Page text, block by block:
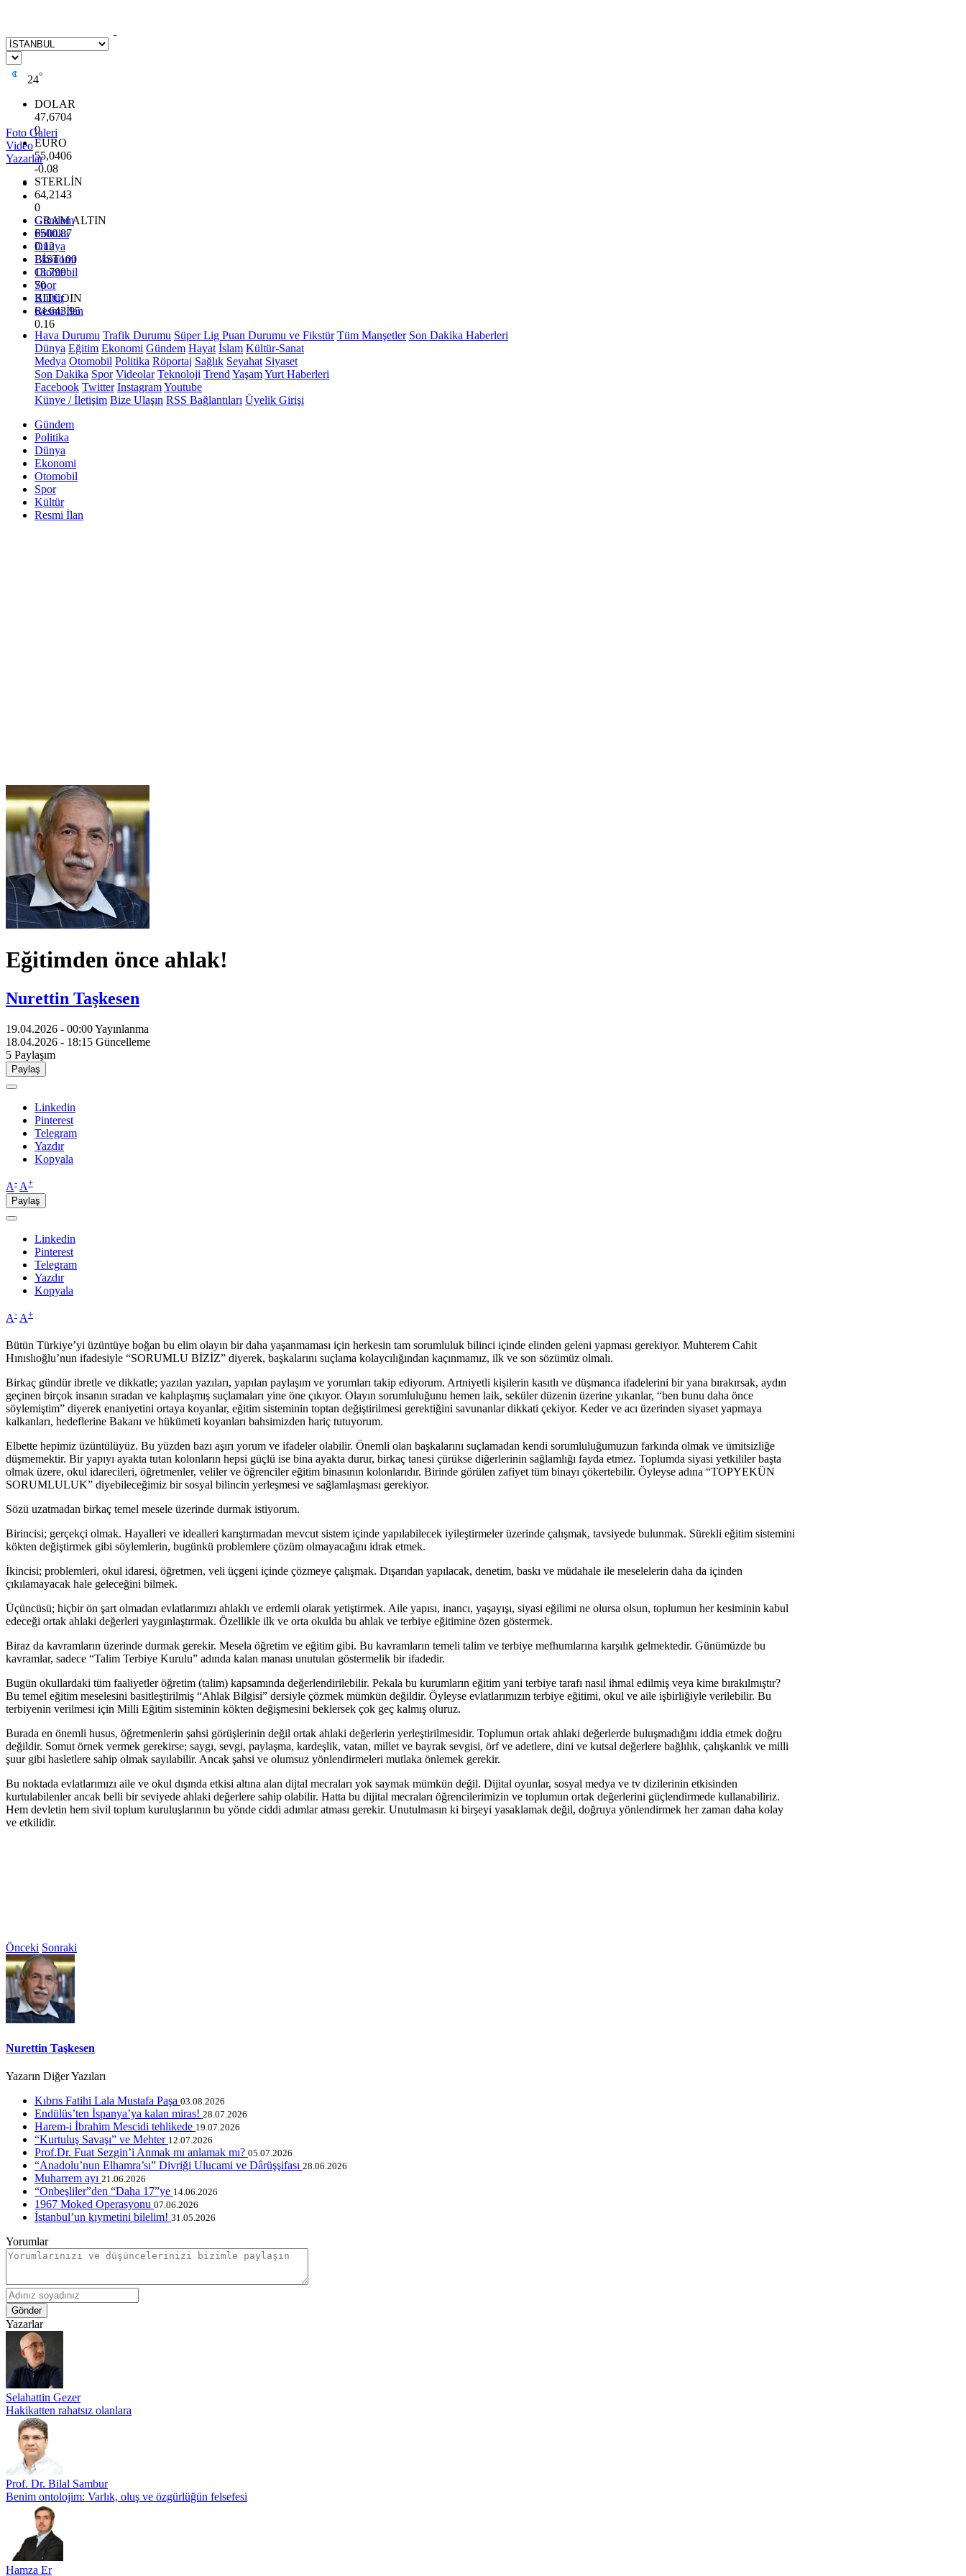
24°
DOLAR
47,6704
0
EURO
55,0406
-0.08
STERLİN
64,2143
0
GRAM ALTIN
6500.87
0.12
BİST100
13.799
70
BITCOIN
64.643,95
0.16
Foto Galeri
Video
Yazarlar
Gündem
Politika
Dünya
Ekonomi
Otomobil
Spor
Kültür
Resmi İlan
Hava Durumu Trafik Durumu Süper Lig Puan Durumu ve Fikstür Tüm Manşetler Son Dakika Haberleri
Dünya Eğitim Ekonomi Gündem Hayat İslam Kültür-Sanat
Medya Otomobil Politika Röportaj Sağlık Seyahat Siyaset
Son Dakika Spor Videolar Teknoloji Trend YaşamYurt Haberleri
Facebook Twitter InstagramYoutube
Künye / İletişim Bize Ulaşın RSS Bağlantıları Üyelik Girişi
Gündem
Politika
Dünya
Ekonomi
Otomobil
Spor
Kültür
Resmi İlan
Eğitimden önce ahlak!
Nurettin Taşkesen
19.04.2026 - 00:00Yayınlanma
18.04.2026 - 18:15 Güncelleme
5 Paylaşım
Paylaş
Linkedin
Pinterest
Telegram
Yazdır
Kopyala
A- A+
Paylaş
Linkedin
Pinterest
Telegram
Yazdır
Kopyala
A- A+
Bütün Türkiye’yi üzüntüye boğan bu elim olayın bir daha yaşanmaması için herkesin tam sorumluluk bilinci içinde elinden geleni yapması gerekiyor. Muhterem Cahit
Hınıslıoğlu’nun ifadesiyle “SORUMLU BİZİZ” diyerek, başkalarını suçlama kolaycılığından kaçınmamız, ilk ve son sözümüz olmalı.
Birkaç gündür ibretle ve dikkatle; yazılan yazıları, yapılan paylaşım ve yorumları takip ediyorum. Artniyetli kişilerin kasıtlı ve düşmanca ifadelerini bir yana bırakırsak, aydın
geçinen birçok insanın sıradan ve kalıplaşmış suçlamaları yine öne çıkıyor. Olayın sorumluluğunu hemen laik, seküler düzenin üzerine yıkanlar, “ben bunu daha önce
söylemiştim” diyerek enaniyetini ortaya koyanlar, eğitim sisteminin toptan değiştirilmesi gerektiğini savunanlar dikkati çekiyor. Keder ve acı üzerinden siyaset yapmaya
kalkanları, hedeflerine Bakanı ve hükümeti koyanları bahsimizden hariç tutuyorum.
Elbette hepimiz üzüntülüyüz. Bu yüzden bazı aşırı yorum ve ifadeler olabilir. Önemli olan başkalarını suçlamadan kendi sorumluluğumuzun farkında olmak ve ümitsizliğe
düşmemektir. Bir yapıyı ayakta tutan kolonların hepsi güçlü ise bina ayakta durur, birkaç tanesi çürükse diğerlerinin sağlamlığı fayda etmez. Toplumda siyasi yetkililer başta
olmak üzere, okul idarecileri, öğretmenler, veliler ve öğrenciler eğitim binasının kolonlarıdır. Birinde görülen zafiyet tüm binayı çökertebilir. Öyleyse adına “TOPYEKÜN
SORUMLULUK” diyebileceğimiz bir sosyal bilincin yerleşmesi ve sağlamlaşması gerekiyor.
Sözü uzatmadan birkaç temel mesele üzerinde durmak istiyorum.
Birincisi; gerçekçi olmak. Hayalleri ve idealleri karıştırmadan mevcut sistem içinde yapılabilecek iyileştirmeler üzerinde çalışmak, tavsiyede bulunmak. Sürekli eğitim sistemini
kökten değiştirmek gibi söylemlerin, bugünkü problemlere çözüm olmayacağını idrak etmek.
İkincisi; problemleri, okul idaresi, öğretmen, veli üçgeni içinde çözmeye çalışmak. Dışarıdan yapılacak, denetim, baskı ve müdahale ile meselelerin daha da içinden
çıkılamayacak hale geleceğini bilmek.
Üçüncüsü; hiçbir ön şart olmadan evlatlarımızı ahlaklı ve erdemli olarak yetiştirmek. Aile yapısı, inancı, yaşayışı, siyasi eğilimi ne olursa olsun, toplumun her kesiminin kabul
edeceği ortak ahlaki değerleri yaygınlaştırmak. Özellikle ilk ve orta okulda bu ahlak ve terbiye eğitimine özen göstermek.
Biraz da kavramların üzerinde durmak gerekir. Mesela öğretim ve eğitim gibi. Bu kavramların temeli talim ve terbiye mefhumlarına karşılık gelmektedir. Günümüzde bu
kavramlar, sadece “Talim Terbiye Kurulu” adında kalan manası unutulan göstermelik bir ifadedir.
Bugün okullardaki tüm faaliyetler öğretim (talim) kapsamında değerlendirilebilir. Pekala bu kurumların eğitim yani terbiye tarafı nasıl ihmal edilmiş veya kime bırakılmıştır?
Bu temel eğitim meselesini basitleştirilmiş “Ahlak Bilgisi” dersiyle çözmek mümkün değildir. Öyleyse evlatlarımızın terbiye eğitimi, okul ve aile işbirliğiyle verilebilir. Bu
terbiyenin verilmesi için Milli Eğitim sisteminin kökten değişmesini beklersek çok geç kalmış oluruz.
Burada en önemli husus, öğretmenlerin şahsi görüşlerinin değil ortak ahlaki değerlerin yerleştirilmesidir. Toplumun ortak ahlaki değerlerde buluşmadığını iddia etmek doğru
değildir. Somut örnek vermek gerekirse; saygı, sevgi, paylaşma, kardeşlik, vatan, millet ve bayrak sevgisi, örf ve adetlere, dini ve kutsal değerlere bağlılık, çalışkanlık ve milli
şuur gibi hasletlere sahip olmak sayılabilir. Ancak şahsi ve olumsuz yönlendirmeleri mutlaka önlemek gerekir.
Bu noktada evlatlarımızı aile ve okul dışında etkisi altına alan dijtal mecraları yok saymak mümkün değil. Dijital oyunlar, sosyal medya ve tv dizilerinin etkisinden
kurtulabilenler ancak belli bir seviyede ahlaki değerlere sahip olabilir. Hatta bu dijital mecraları öğrencilerimizin ve toplumun ortak değerlerini güçlendirmede kullanabiliriz.
Hem devletin hem sivil toplum kuruluşlarının bu yönde ciddi adımlar atması gerekir. Unutulmasın ki birşeyi yasaklamak değil, doğruya yönlendirmek her zaman daha kolay
ve etkilidir.
Önceki Sonraki
Nurettin Taşkesen
Yazarın Diğer Yazıları
Kıbrıs Fatihi Lala Mustafa Paşa 03.08.2026
Endülüs’ten İspanya’ya kalan miras! 28.07.2026
Harem-i İbrahim Mescidi tehlikede 19.07.2026
“Kurtuluş Savaşı” ve Mehter 12.07.2026
Prof.Dr. Fuat Sezgin’i Anmak mı anlamak mı? 05.07.2026
“Anadolu’nun Elhamra’sı” Divriği Ulucami ve Dârüşşifası 28.06.2026
Muharrem ayı 21.06.2026
“Onbeşliler”den “Daha 17”ye 14.06.2026
1967 Moked Operasyonu 07.06.2026
İstanbul’un kıymetini bilelim! 31.05.2026
Yorumlar
Gönder
Yazarlar
Selahattin Gezer
Hakikatten rahatsız olanlara
Prof. Dr. Bilal Sambur
Benim ontolojim: Varlık, oluş ve özgürlüğün felsefesi
Hamza Er